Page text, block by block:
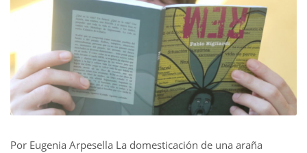
Por Eugenia Arpesella La domesticación de una araña